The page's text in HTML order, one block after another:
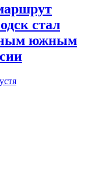
стал
южным